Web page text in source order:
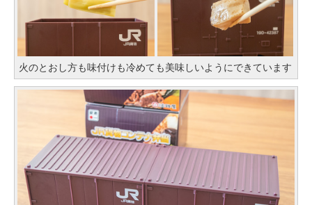
火のとおし方も味付けも冷めても美味しいようにできています